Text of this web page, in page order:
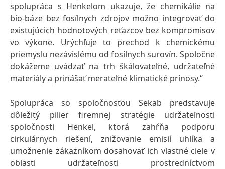
spolupráca s Henkelom ukazuje, že chemikálie na
bio‑báze bez fosílnych zdrojov možno integrovať do
existujúcich hodnotových reťazcov bez kompromisov
vo výkone. Urýchľuje to prechod k chemickému
priemyslu nezávislému od fosílnych surovín. Spoločne
dokážeme uvádzať na trh škálovateľné, udržateľné
materiály a prinášať merateľné klimatické prínosy.“
Spolupráca so spoločnosťou Sekab predstavuje
dôležitý pilier firemnej stratégie udržateľnosti
spoločnosti Henkel, ktorá zahŕňa podporu
cirkulárnych riešení, znižovanie emisií uhlíka a
umožnenie zákazníkom dosahovať ich vlastné ciele v
oblasti udržateľnosti prostredníctvom